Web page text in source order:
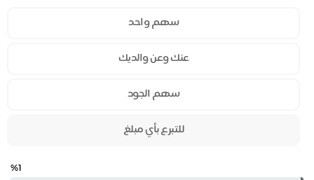
سهم واحد
عنك وعن والديك
سهم الجود
للتبرع بأي مبلغ
%1